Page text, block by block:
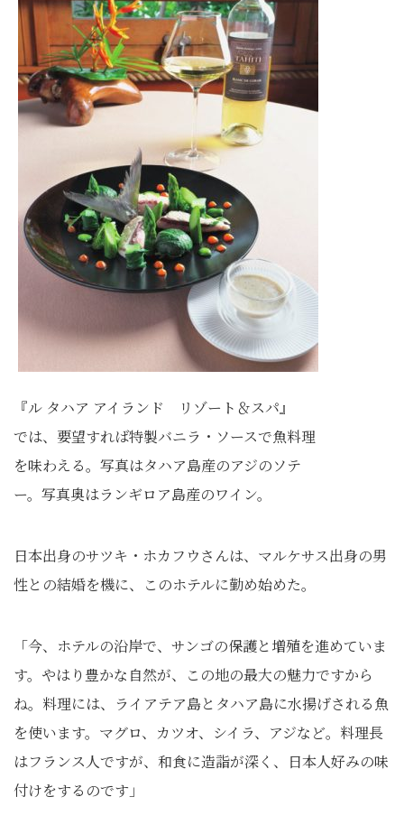
『ル タハア アイランド リゾート＆スパ』
では、要望すれば特製バニラ・ソースで魚料理
を味わえる。写真はタハア島産のアジのソテ
ー。写真奥はランギロア島産のワイン。
日本出身のサツキ・ホカフウさんは、マルケサス出身の男
性との結婚を機に、このホテルに勤め始めた。
「今、ホテルの沿岸で、サンゴの保護と増殖を進めていま
す。やはり豊かな自然が、この地の最大の魅力ですから
ね。料理には、ライアテア島とタハア島に水揚げされる魚
を使います。マグロ、カツオ、シイラ、アジなど。料理長
はフランス人ですが、和食に造詣が深く、日本人好みの味
付けをするのです」